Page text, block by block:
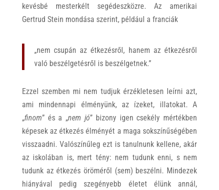
kevésbé mesterkélt segédeszközre. Az amerikai
Gertrud Stein mondása szerint, például a franciák
„nem csupán az étkezésről, hanem az étkezésről
való beszélgetésről is beszélgetnek.”
Ezzel szemben mi nem tudjuk érzékletesen leírni azt,
ami mindennapi élményünk, az ízeket, illatokat. A
„finom” és a „nem jó” bizony igen csekély mértékben
képesek az étkezés élményét a maga sokszínűségében
visszaadni. Valószínűleg ezt is tanulnunk kellene, akár
az iskolában is, mert tény: nem tudunk enni, s nem
tudunk az étkezés öröméről (sem) beszélni. Mindezek
hiányával pedig szegényebb életet élünk annál,